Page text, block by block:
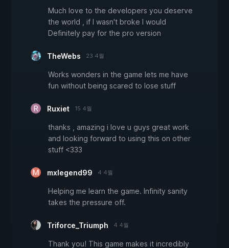
Much love to the developers you deserve
the world , if I wasn't broke I would
Definitely pay for the pro version
TheWebs 23 4월
Works wonders in the game lets me have
fun without being scared to lose stuff
Ruxiet 15 4월
thanks , amazing i love u guys great work
and looking forward to using this on other
stuff <333
mxlegend99 4 4월
Helping me learn the game. Infinity sanity
takes the pressure off.
Triforce_Triumph 4 4월
Thank you! This game makes it incredibly